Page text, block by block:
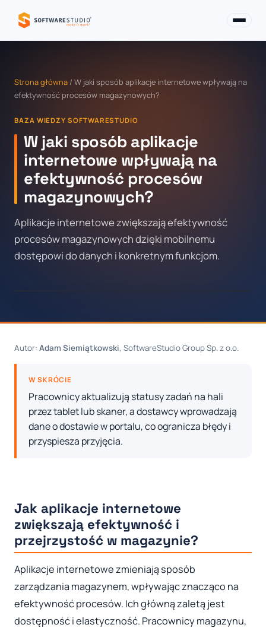
Strona główna / W jaki sposób aplikacje internetowe wpływają na
efektywność procesów magazynowych?
BAZA WIEDZY SOFTWARESTUDIO
W jaki sposób aplikacje
internetowe wpływają na
efektywność procesów
magazynowych?
Aplikacje internetowe zwiększają efektywność
procesów magazynowych dzięki mobilnemu
dostępowi do danych i konkretnym funkcjom.
Autor: Adam Siemiątkowski, SoftwareStudio Group Sp. z o.o.
W SKRÓCIE
Pracownicy aktualizują statusy zadań na hali
przez tablet lub skaner, a dostawcy wprowadzają
dane o dostawie w portalu, co ogranicza błędy i
przyspiesza przyjęcia.
Jak aplikacje internetowe
zwiększają efektywność i
przejrzystość w magazynie?
Aplikacje internetowe zmieniają sposób
zarządzania magazynem, wpływając znacząco na
efektywność procesów. Ich główną zaletą jest
dostępność i elastyczność. Pracownicy magazynu,